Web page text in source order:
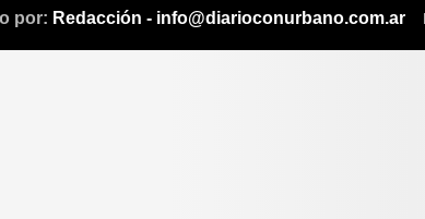
por: Redacción - info@diarioconurbano.com.ar